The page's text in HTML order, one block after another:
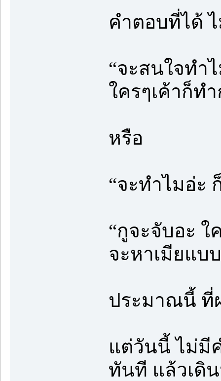
คำตอบที่ได้
“จะสนใจทำ
ใครๆเค้าก็ท
หรือ
“จะทำไมอ่ะ
“กูจะจับอะ ใ
จะหาเมียแบ
ประมาณนี้ ที่
แต่วันนี้ ไม่มี
ทันที แล้วเดิ